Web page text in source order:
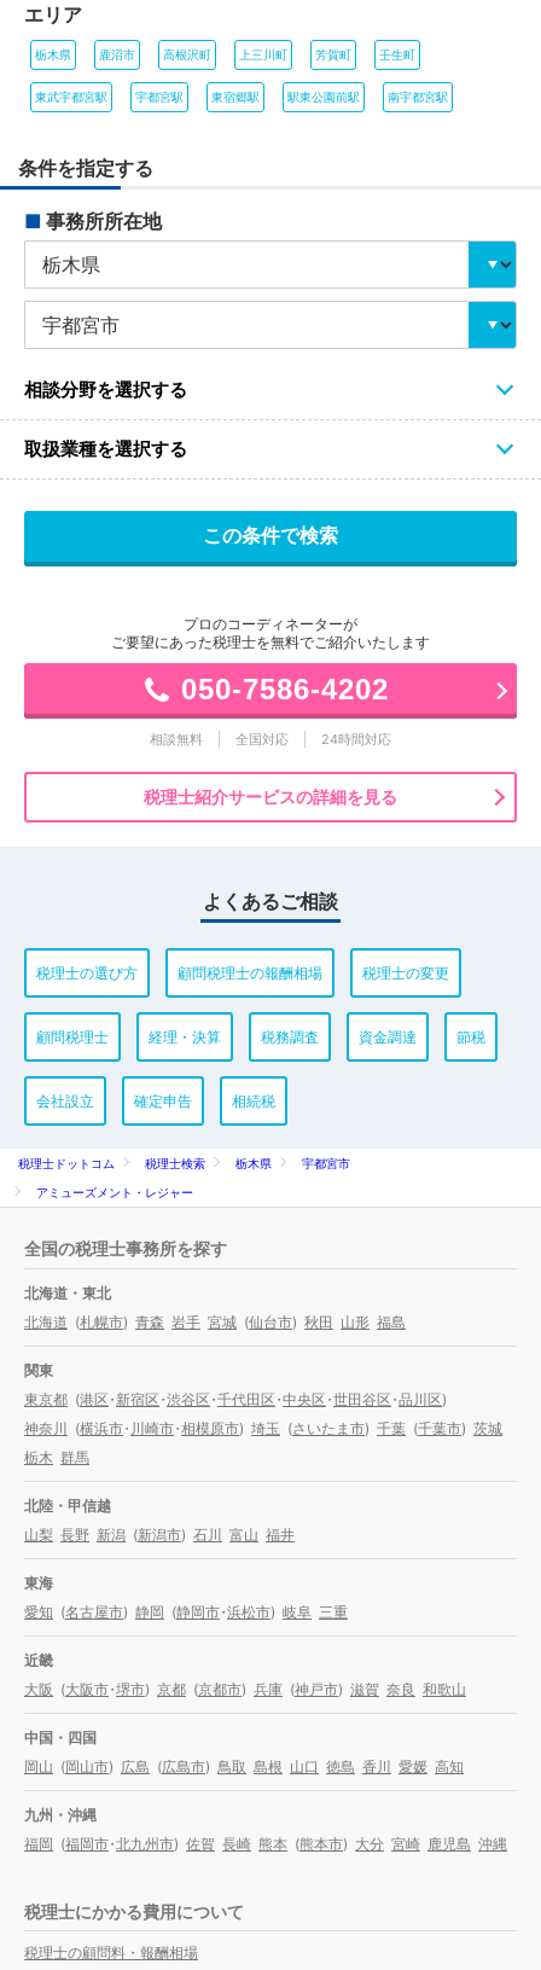
エリア
栃木県 鹿沼市 高根沢町 上三川町 芳賀町 壬生町
東武宇都宮駅 宇都宮駅 東宿郷駅 駅東公園前駅 南宇都宮駅
条件を指定する
■ 事務所所在地
相談分野を選択する
取扱業種を選択する
プロのコーディネーターが
ご要望にあった税理士を無料でご紹介いたします
050-7586-4202
相談無料 全国対応 24時間対応
税理士紹介サービスの詳細を見る
よくあるご相談
税理士の選び方 顧問税理士の報酬相場 税理士の変更
顧問税理士 経理・決算 税務調査 資金調達 節税
会社設立 確定申告 相続税
税理士ドットコム 税理士検索 栃木県
宇都宮市
アミューズメント・レジャー
全国の税理士事務所を探す
北海道・東北
北海道 (札幌市) 青森 岩手 宮城 (仙台市) 秋田 山形 福島
関東
東京都 (港区・新宿区・渋谷区・千代田区・中央区・世田谷区・品川区)
神奈川 (横浜市・川崎市・相模原市) 埼玉 (さいたま市) 千葉 (千葉市) 茨城
栃木 群馬
北陸・甲信越
山梨 長野 新潟 (新潟市) 石川 富山 福井
東海
愛知 (名古屋市) 静岡 (静岡市・浜松市) 岐阜 三重
近畿
大阪 (大阪市・堺市) 京都 (京都市) 兵庫 (神戸市) 滋賀 奈良 和歌山
中国・四国
岡山 (岡山市) 広島 (広島市) 鳥取 島根 山口 徳島 香川 愛媛 高知
九州・沖縄
福岡 (福岡市・北九州市) 佐賀 長崎 熊本 (熊本市) 大分 宮崎 鹿児島 沖縄
税理士にかかる費用について
税理士の顧問料・報酬相場